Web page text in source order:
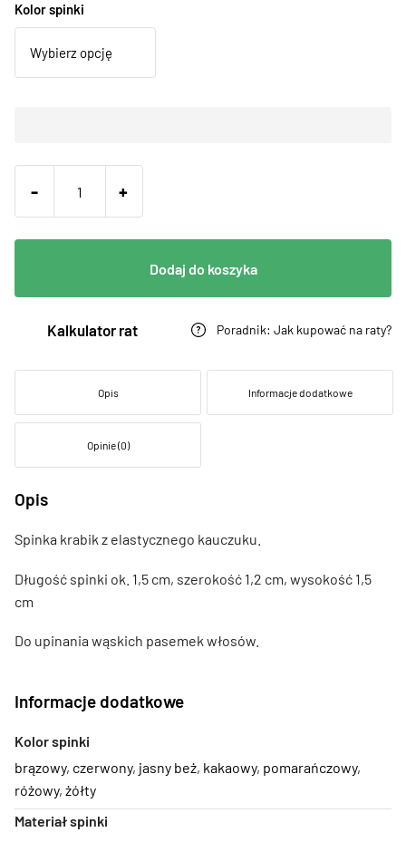
Kolor spinki
- +
Dodaj do koszyka
Kalkulator rat Poradnik: Jak kupować na raty?
Opis Informacje dodatkowe
Opinie (0)
Opis
Spinka krabik z elastycznego kauczuku.
Długość spinki ok. 1,5 cm, szerokość 1,2 cm, wysokość 1,5
cm
Do upinania wąskich pasemek włosów.
Informacje dodatkowe
Kolor spinki
brązowy, czerwony, jasny beż, kakaowy, pomarańczowy,
różowy, żółty
Materiał spinki